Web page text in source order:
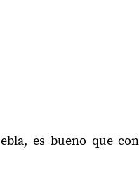
es bueno que